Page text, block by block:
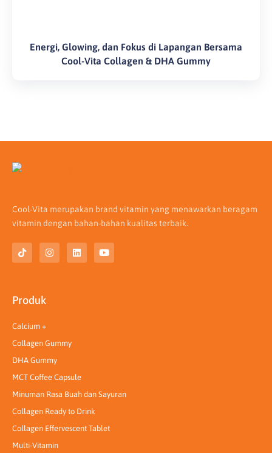
Energi, Glowing, dan Fokus di Lapangan Bersama
Cool-Vita Collagen & DHA Gummy
Cool-Vita merupakan brand vitamin yang menawarkan beragam
vitamin dengan bahan-bahan kualitas terbaik.
T
i
k
I
n
s
L
i
n
Y
o
u
Produk
Calcium +
Collagen Gummy
DHA Gummy
MCT Coffee Capsule
Minuman Rasa Buah dan Sayuran
Collagen Ready to Drink
Collagen Effervescent Tablet
Multi-Vitamin